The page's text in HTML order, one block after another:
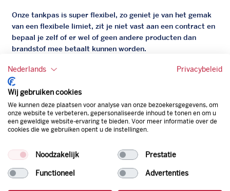
Onze tankpas is super flexibel, zo geniet je van het gemak
van een flexibele limiet, zit je niet vast aan een contract en
bepaal je zelf of er wel of geen andere producten dan
brandstof mee betaalt kunnen worden.
korting. Mocht de pompprijs toch lager zijn dan betaal je
natuurlijk de prijs aan de pomp. Zo ben je altijd verzekerd
van de laagste prijs.
tankpas aanvragen
laadpas aanvragen
Nederlands Privacybeleid
Wij gebruiken cookies
We kunnen deze plaatsen voor analyse van onze bezoekersgegevens, om
onze website te verbeteren, gepersonaliseerde inhoud te tonen en om u
een geweldige website-ervaring te bieden. Voor meer informatie over de
cookies die we gebruiken opent u de instellingen.
Noodzakelijk Prestatie
Functioneel Advertenties